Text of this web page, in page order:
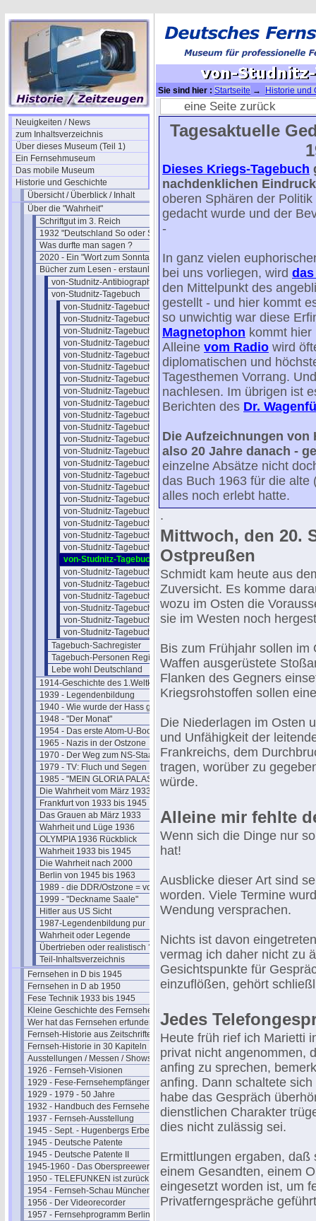
Neuigkeiten / News
zum Inhaltsverzeichnis
Über dieses Museum (Teil 1)
Ein Fernsehmuseum
Das mobile Museum
Historie und Geschichte
Übersicht / Überblick / Inhalt
Über die "Wahrheit"
Schriftgut im 3. Reich
1932 "Deutschland So oder So"
Was durfte man sagen ?
2020 - Ein "Wort zum Sonntag"
Bücher zum Lesen - erstaunlich
von-Studnitz-Antibiographie
von-Studnitz-Tagebuch
von-Studnitz-Tagebuch-02
von-Studnitz-Tagebuch-03
von-Studnitz-Tagebuch-04
von-Studnitz-Tagebuch-05
von-Studnitz-Tagebuch-06
von-Studnitz-Tagebuch-07
von-Studnitz-Tagebuch-08
von-Studnitz-Tagebuch-09
von-Studnitz-Tagebuch-10
von-Studnitz-Tagebuch-11
von-Studnitz-Tagebuch-12
von-Studnitz-Tagebuch-13
von-Studnitz-Tagebuch-14
von-Studnitz-Tagebuch-15
von-Studnitz-Tagebuch-16
von-Studnitz-Tagebuch-17
von-Studnitz-Tagebuch-18
von-Studnitz-Tagebuch-19
von-Studnitz-Tagebuch-20
von-Studnitz-Tagebuch-21
von-Studnitz-Tagebuch-22
von-Studnitz-Tagebuch-23
von-Studnitz-Tagebuch-24
von-Studnitz-Tagebuch-25
von-Studnitz-Tagebuch-26
von-Studnitz-Tagebuch-27
von-Studnitz-Tagebuch-28
von-Studnitz-Tagebuch-29
Tagebuch-Sachregister
Tagebuch-Personen Register
Lebe wohl Deutschland
1914-Geschichte des 1.Weltkriegs
1939 - Legendenbildung
1940 - Wie wurde der Hass geschürt ?
1948 - "Der Monat"
1954 - Das erste Atom-U-Boot
1965 - Nazis in der Ostzone
1970 - Der Weg zum NS-Staat
1979 - TV: Fluch und Segen
1985 - "MEIN GLORIA PALAST"
Die Wahrheit vom März 1933
Frankfurt von 1933 bis 1945
Das Grauen ab März 1933
Wahrheit und Lüge 1936
OLYMPIA 1936 Rückblick
Wahrheit 1933 bis 1945
Die Wahrheit nach 2000
Berlin von 1945 bis 1963
1989 - die DDR/Ostzone = vorbei
1999 - "Deckname Saale"
Hitler aus US Sicht
1987-Legendenbildung pur
Wahrheit oder Legende
Übertrieben oder realistisch ?
Teil-Inhaltsverzeichnis
Fernsehen in D bis 1945
Fernsehen in D ab 1950
Fese Technik 1933 bis 1945
Kleine Geschichte des Fernsehens
Wer hat das Fernsehen erfunden?
Fernseh-Historie aus Zeitschriften
Fernseh-Historie in 30 Kapiteln
Ausstellungen / Messen / Shows
1926 - Fernseh-Visionen
1929 - Fese-Fernsehempfänger
1929 - 1979 - 50 Jahre
1932 - Handbuch des Fernsehens
1937 - Fernseh-Ausstellung
1945 - Sept. - Hugenbergs Erbe
1945 - Deutsche Patente
1945 - Deutsche Patente II
1945-1960 - Das Oberspreewerk
1950 - TELEFUNKEN ist zurück
1954 - Fernseh-Schau München
1956 - Der Videorecorder
1957 - Fernsehprogramm Berlin
Sie sind hier : Startseite →
Historie und
erstaunlich→von-Studnitz-Tagebuch→
eine Seite zurück
Tagesaktuelle
Dieses Kriegs-Tagebuch
nachdenklichen
oberen Sphären der
gedacht wurde und der
-
In ganz vielen
bei uns vorliegen, wird das
den Mittelpunkt des
gestellt - und hier kommt
so unwichtig war diese
Magnetophon kommt hier
Alleine vom Radio wird
diplomatischen und
Tagesthemen Vorrang.
nachlesen. Im übrigen ist
Berichten des Dr.
Die Aufzeichnungen von
also 20 Jahre danach -
einzelne Absätze nicht
das Buch 1963 für die alte
alles noch erlebt hatte.
.
Mittwoch, den 20.
Ostpreußen
Schmidt kam heute aus
Zuversicht. Es komme
wozu im Osten die
sie im Westen noch
Bis zum Frühjahr sollen im
Waffen ausgerüstete
Flanken des Gegners
Kriegsrohstoffen sollen
Die Niederlagen im Osten
und Unfähigkeit der
Frankreichs, dem
tragen, worüber zu
würde.
Alleine mir fehlte
Wenn sich die Dinge nur
hat!
Ausblicke dieser Art sind
worden. Viele Termine
Wendung versprachen.
Nichts ist davon
vermag ich daher nicht zu
Gesichtspunkte für
einzuflößen, gehört
Jedes
Heute früh rief ich Marietti
privat nicht angenommen,
anfing zu sprechen,
anfing. Dann schaltete
habe das Gespräch
dienstlichen Charakter
dies nicht zulässig sei.
Ermittlungen ergaben, daß
einem Gesandten, einem
eingesetzt worden ist, um
Privatferngespräche